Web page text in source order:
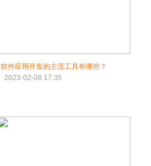
软件应用开发的主流工具有哪些？
2023-02-08 17:35